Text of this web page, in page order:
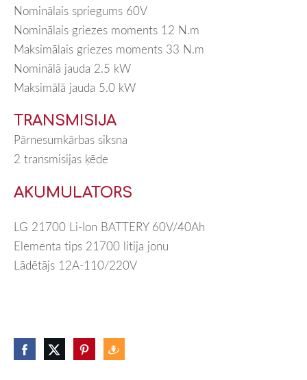
Nominālais spriegums 60V
Nominālais griezes moments 12 N.m
Maksimālais griezes moments 33 N.m
Nominālā jauda 2.5 kW
Maksimālā jauda 5.0 kW
TRANSMISIJA
Pārnesumkārbas siksna
2 transmisijas ķēde
AKUMULATORS
LG 21700 Li-Ion BATTERY 60V/40Ah
Elementa tips 21700 litija jonu
Lādētājs 12A-110/220V